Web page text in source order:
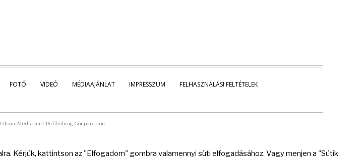
FOTÓ VIDEÓ MÉDIAAJÁNLAT IMPRESSZUM FELHASZNÁLÁSI FELTÉTELEK
Media and Publishing Corporation
Kérjük, kattintson az "Elfogadom" gombra valamennyi süti elfogadásához. Vagy menjen a "Sütik